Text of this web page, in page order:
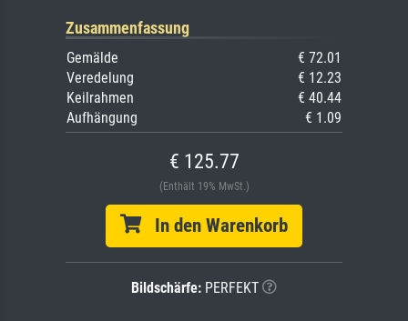
Zusammenfassung
Gemälde
€ 72.01
Veredelung
€ 12.23
Keilrahmen
€ 40.44
Aufhängung
€ 1.09
€ 125.77
(Enthält 19% MwSt.)
In den Warenkorb
Bildschärfe: PERFEKT